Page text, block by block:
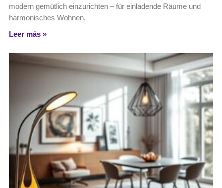
modern gemütlich einzurichten – für einladende Räume und
harmonisches Wohnen.
Leer más »